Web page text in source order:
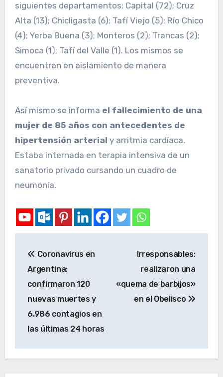
siguientes departamentos: Capital (72); Cruz
Alta (13); Chicligasta (6); Tafí Viejo (5); Río Chico
(4); Yerba Buena (3); Monteros (2); Trancas (2);
Simoca (1); Tafí del Valle (1). Los mismos se
encuentran en aislamiento de manera
preventiva.
Así mismo se informa el fallecimiento de una
mujer de 85 años con antecedentes de
hipertensión arterial y arritmia cardíaca.
Estaba internada en terapia intensiva de un
sanatorio privado cursando un cuadro de
neumonía.
Coronavirus en
Argentina:
confirmaron 120
nuevas muertes y
6.986 contagios en
las últimas 24 horas
Irresponsables:
realizaron una
«quema de barbijos»
en el Obelisco